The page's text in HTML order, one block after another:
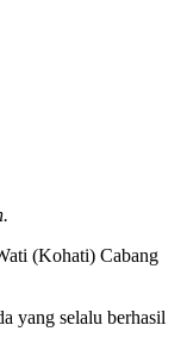
(Kohati) Cabang
yang selalu berhasil